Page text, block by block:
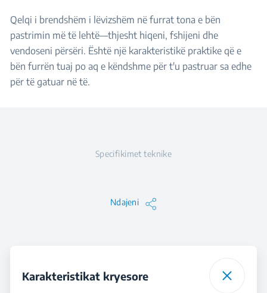
Qelqi i brendshëm i lëvizshëm në furrat tona e bën
pastrimin më të lehtë—thjesht hiqeni, fshijeni dhe
vendoseni përsëri. Është një karakteristikë praktike që e
bën furrën tuaj po aq e këndshme për t'u pastruar sa edhe
për të gatuar në të.
Specifikimet teknike
Ndajeni
Karakteristikat kryesore